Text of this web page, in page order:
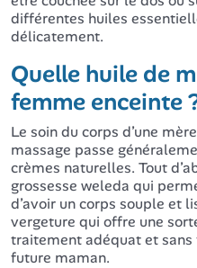
différentes huiles
délicatement.
Quelle huile de
femme enceinte
Le soin du corps d’une
massage passe
crèmes naturelles. Tout
grossesse weleda qui
d’avoir un corps souple et
vergeture qui offre une
traitement adéquat et
future maman.